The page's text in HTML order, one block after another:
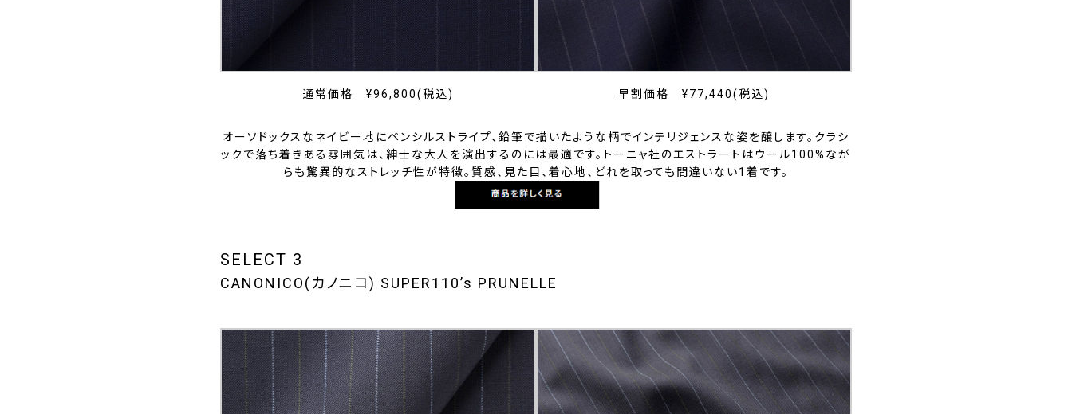
通常価格 ¥96,800(税込) 早割価格 ¥77,440(税込)
オーソドックスなネイビー地にペンシルストライプ、鉛筆で描いたような柄でインテリジェンスな姿を醸します。クラシ
ックで落ち着きある雰囲気は、紳士な大人を演出するのには最適です。トーニャ社のエストラートはウール100%なが
らも驚異的なストレッチ性が特徴。質感、見た目、着心地、どれを取っても間違いない1着です。
SELECT 3
CANONICO(カノニコ) SUPER110’s PRUNELLE